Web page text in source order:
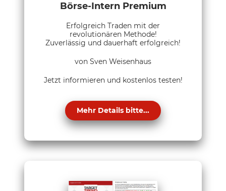
Börse-Intern Premium
Erfolgreich Traden mit der
revolutionären Methode!
Zuverlässig und dauerhaft erfolgreich!
von Sven Weisenhaus
Jetzt informieren und kostenlos testen!
Mehr Details bitte...